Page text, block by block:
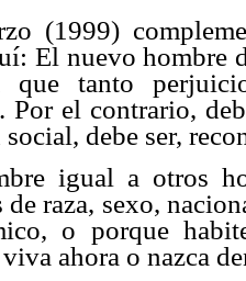
(1999)
El nuevo hombre
que tanto
Por el contrario,
debe ser,
igual a otros
de raza, sexo,
o porque
ahora o nazca